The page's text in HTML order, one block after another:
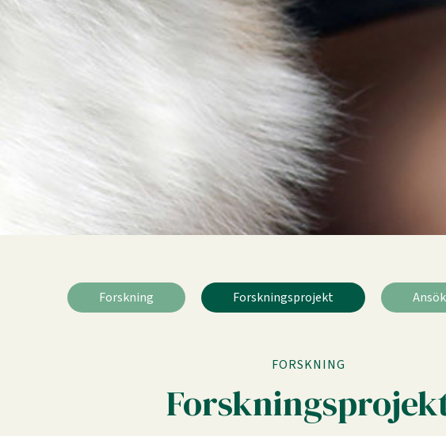
Forskning Forskningsprojekt
FORSKNING